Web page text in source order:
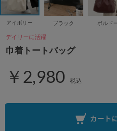
アイボリー ブラック ボルド
デイリーに活躍
巾着トートバッグ
￥2,980 税込